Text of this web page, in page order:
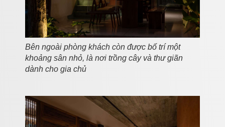
Bên ngoài phòng khách còn được bố trí một
khoảng sân nhỏ, là nơi trồng cây và thư giãn
dành cho gia chủ